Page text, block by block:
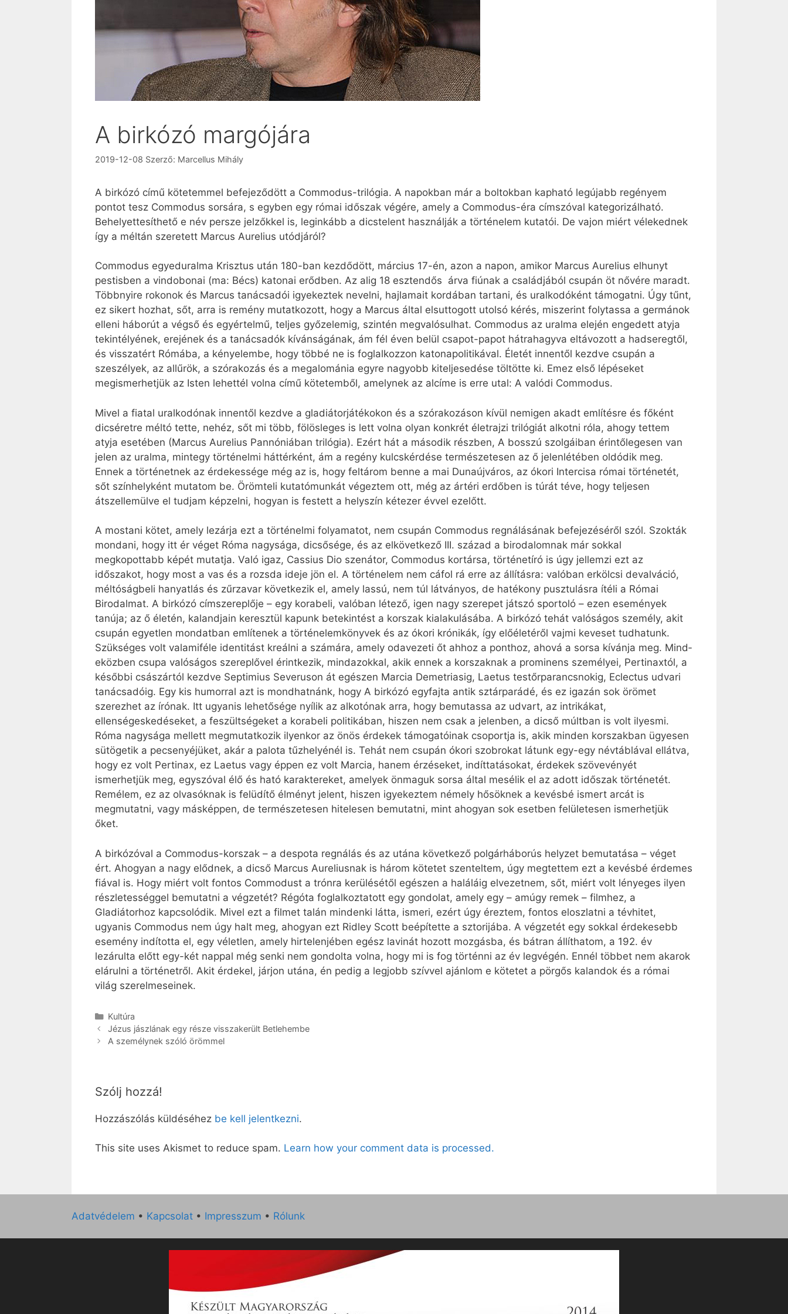
A birkózó margójára
2019-12-08 Szerző: Marcellus Mihály
A birkózó című kötetemmel befejeződött a Commodus-trilógia. A napokban már a boltokban kapható legújabb regényem
pontot tesz Commodus sorsára, s egyben egy római időszak végére, amely a Commodus-éra címszóval kategorizálható.
Behelyettesíthető e név persze jelzőkkel is, leginkább a dicstelent használják a történelem kutatói. De vajon miért vélekednek
így a méltán szeretett Marcus Aurelius utódjáról?
Commodus egyeduralma Krisztus után 180-ban kezdődött, március 17-én, azon a napon, amikor Marcus Aurelius elhunyt
pestisben a vindobonai (ma: Bécs) katonai erődben. Az alig 18 esztendős árva fiúnak a családjából csupán öt nővére maradt.
Többnyire rokonok és Marcus tanácsadói igyekeztek nevelni, hajlamait kordában tartani, és uralkodóként támogatni. Úgy tűnt,
ez sikert hozhat, sőt, arra is remény mutatkozott, hogy a Marcus által elsuttogott utolsó kérés, miszerint folytassa a germánok
elleni háborút a végső és egyértelmű, teljes győzelemig, szintén megvalósulhat. Commodus az uralma elején engedett atyja
tekintélyének, erejének és a tanácsadók kívánságának, ám fél éven belül csapot-papot hátrahagyva eltávozott a hadseregtől,
és visszatért Rómába, a kényelembe, hogy többé ne is foglalkozzon katonapolitikával. Életét innentől kezdve csupán a
szeszélyek, az allűrök, a szórakozás és a megalománia egyre nagyobb kiteljesedése töltötte ki. Emez első lépéseket
megismerhetjük az Isten lehettél volna című kötetemből, amelynek az alcíme is erre utal: A valódi Commodus.
Mivel a fiatal uralkodónak innentől kezdve a gladiátorjátékokon és a szórakozáson kívül nemigen akadt említésre és főként
dicséretre méltó tette, nehéz, sőt mi több, fölösleges is lett volna olyan konkrét életrajzi trilógiát alkotni róla, ahogy tettem
atyja esetében (Marcus Aurelius Pannóniában trilógia). Ezért hát a második részben, A bosszú szolgáiban érintőlegesen van
jelen az uralma, mintegy történelmi háttérként, ám a regény kulcskérdése természetesen az ő jelenlétében oldódik meg.
Ennek a történetnek az érdekessége még az is, hogy feltárom benne a mai Dunaújváros, az ókori Intercisa római történetét,
sőt színhelyként mutatom be. Örömteli kutatómunkát végeztem ott, még az ártéri erdőben is túrát téve, hogy teljesen
átszellemülve el tudjam képzelni, hogyan is festett a helyszín kétezer évvel ezelőtt.
A mostani kötet, amely lezárja ezt a történelmi folyamatot, nem csupán Com­mo­dus regnálásának befejezéséről szól. Szokták
mondani, hogy itt ér véget Róma nagysága, dicsősége, és az elkövetkező III. század a birodalomnak már sokkal
megkopottabb képét mutatja. Való igaz, Cassius Dio szenátor, Com­mo­dus kortársa, történetíró is úgy jellemzi ezt az
időszakot, hogy most a vas és a rozsda ideje jön el. A történelem nem cáfol rá erre az állításra: valóban erkölcsi devalváció,
méltóságbeli hanyatlás és zűrzavar következik el, amely lassú, nem túl látványos, de hatékony pusztulásra ítéli a Római
Birodalmat. A birkózó címszereplője – egy korabeli, valóban létező, igen nagy szerepet játszó sportoló – ezen események
tanúja; az ő életén, kalandjain keresztül kapunk betekintést a korszak kialakulásába. A bir­kózó tehát valóságos személy, akit
csupán egyetlen mondatban említenek a történelemkönyvek és az ókori krónikák, így előéletéről vajmi keveset tudhatunk.
Szükséges volt valamiféle identitást kreálni a számára, amely odavezeti őt ahhoz a ponthoz, ahová a sorsa kívánja meg. Mind­
eközben csupa valóságos szereplővel érintkezik, mindazokkal, akik ennek a korszaknak a prominens személyei, Perti­naxtól, a
későbbi császártól kezdve Septimius Severuson át egészen Marcia Demetriasig, Laetus testőrparancsnokig, Eclectus udvari
tanácsadóig. Egy kis humorral azt is mondhatnánk, hogy A birkózó egyfajta antik sztárparádé, és ez igazán sok örömet
szerezhet az írónak. Itt ugyanis lehetősége nyílik az alkotónak arra, hogy bemutassa az udvart, az intrikákat,
ellenségeskedéseket, a feszültségeket a korabeli politikában, hiszen nem csak a jelenben, a dicső múltban is volt ilyesmi.
Róma nagysága mellett megmutatkozik ilyenkor az önös érdekek támogatóinak csoportja is, akik minden korszakban ügyesen
sütögetik a pecsenyéjüket, akár a palota tűzhelyénél is. Tehát nem csupán ókori szobrokat látunk egy-egy névtáblával ellátva,
hogy ez volt Pertinax, ez Laetus vagy éppen ez volt Marcia, hanem érzéseket, indíttatásokat, érdekek szövevényét
ismerhetjük meg, egyszóval élő és ható karaktereket, amelyek önmaguk sorsa által mesélik el az adott időszak történetét.
Remélem, ez az olvasóknak is felüdítő élményt jelent, hiszen igyekeztem némely hősöknek a kevésbé ismert arcát is
megmutatni, vagy másképpen, de természetesen hitelesen bemutatni, mint ahogyan sok esetben felületesen ismerhetjük
őket.
A birkózóval a Commodus-korszak – a despota regnálás és az utána következő polgárháborús helyzet bemutatása – véget
ért. Ahogyan a nagy elődnek, a dicső Marcus Aureliusnak is három kötetet szenteltem, úgy megtettem ezt a kevésbé érdemes
fiával is. Hogy miért volt fontos Com­mo­dust a trónra kerülésétől egészen a haláláig elvezetnem, sőt, miért volt lényeges ilyen
részletességgel bemutatni a végzetét? Régóta foglalkoztatott egy gondolat, amely egy – amúgy remek – filmhez, a
Gladiátorhoz kapcsolódik. Mivel ezt a filmet talán mindenki látta, ismeri, ezért úgy éreztem, fontos eloszlatni a tévhitet,
ugyanis Commodus nem úgy halt meg, ahogyan ezt Ridley Scott beépítette a sztorijába. A végzetét egy sokkal érdekesebb
esemény indította el, egy véletlen, amely hirtelenjében egész lavinát hozott mozgásba, és bátran állíthatom, a 192. év
lezárulta előtt egy-két nappal még senki nem gondolta volna, hogy mi is fog történni az év legvégén. Ennél többet nem akarok
elárulni a történetről. Akit érdekel, járjon utána, én pedig a legjobb szívvel ajánlom e kötetet a pörgős kalandok és a római
világ szerelmeseinek.
Kategória
Kultúra
Jézus jászlának egy része visszakerült Betlehembe
A személynek szóló örömmel
Szólj hozzá!
Hozzászólás küldéséhez be kell jelentkezni.
This site uses Akismet to reduce spam. Learn how your comment data is processed.
Adatvédelem • Kapcsolat • Impresszum • Rólunk